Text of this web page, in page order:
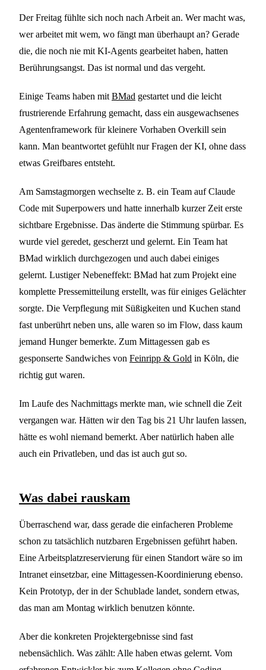
Der Freitag fühlte sich noch nach Arbeit an. Wer macht was,
wer arbeitet mit wem, wo fängt man überhaupt an? Gerade
die, die noch nie mit KI-Agents gearbeitet haben, hatten
Berührungsangst. Das ist normal und das vergeht.
Einige Teams haben mit BMad gestartet und die leicht
frustrierende Erfahrung gemacht, dass ein ausgewachsenes
Agentenframework für kleinere Vorhaben Overkill sein
kann. Man beantwortet gefühlt nur Fragen der KI, ohne dass
etwas Greifbares entsteht.
Am Samstagmorgen wechselte z. B. ein Team auf Claude
Code mit Superpowers und hatte innerhalb kurzer Zeit erste
sichtbare Ergebnisse. Das änderte die Stimmung spürbar. Es
wurde viel geredet, gescherzt und gelernt. Ein Team hat
BMad wirklich durchgezogen und auch dabei einiges
gelernt. Lustiger Nebeneffekt: BMad hat zum Projekt eine
komplette Pressemitteilung erstellt, was für einiges Gelächter
sorgte. Die Verpflegung mit Süßigkeiten und Kuchen stand
fast unberührt neben uns, alle waren so im Flow, dass kaum
jemand Hunger bemerkte. Zum Mittagessen gab es
gesponserte Sandwiches von Feinripp & Gold in Köln, die
richtig gut waren.
Im Laufe des Nachmittags merkte man, wie schnell die Zeit
vergangen war. Hätten wir den Tag bis 21 Uhr laufen lassen,
hätte es wohl niemand bemerkt. Aber natürlich haben alle
auch ein Privatleben, und das ist auch gut so.
Was dabei rauskam
Überraschend war, dass gerade die einfacheren Probleme
schon zu tatsächlich nutzbaren Ergebnissen geführt haben.
Eine Arbeitsplatzreservierung für einen Standort wäre so im
Intranet einsetzbar, eine Mittagessen-Koordinierung ebenso.
Kein Prototyp, der in der Schublade landet, sondern etwas,
das man am Montag wirklich benutzen könnte.
Aber die konkreten Projektergebnisse sind fast
nebensächlich. Was zählt: Alle haben etwas gelernt. Vom